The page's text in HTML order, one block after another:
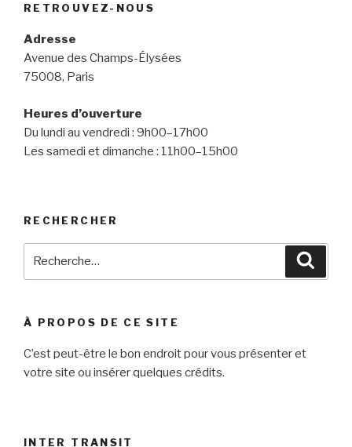
RETROUVEZ-NOUS
Adresse
Avenue des Champs-Élysées
75008, Paris
Heures d’ouverture
Du lundi au vendredi : 9h00–17h00
Les samedi et dimanche : 11h00–15h00
RECHERCHER
À PROPOS DE CE SITE
C’est peut-être le bon endroit pour vous présenter et
votre site ou insérer quelques crédits.
INTER TRANSIT